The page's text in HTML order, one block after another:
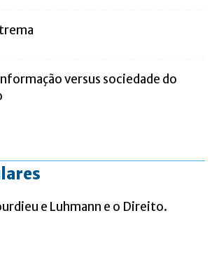
versus sociedade do
e Luhmann e o Direito.